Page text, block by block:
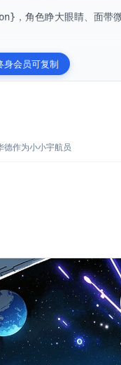
，角色睁大眼睛、面带
身会员可复制
德作为小小宇航员